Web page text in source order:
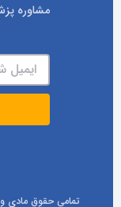
مشاوره
تمامی حقوق مادی